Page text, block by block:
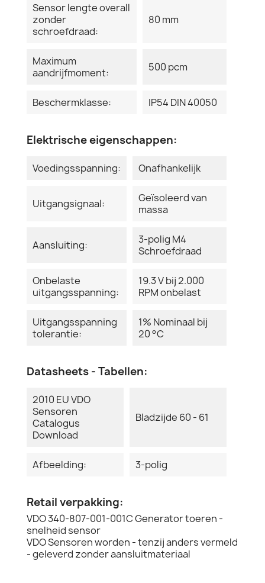
Sensor lengte overall
zonder
schroefdraad:
80 mm
Maximum
aandrijfmoment:
500 pcm
Beschermklasse: IP54 DIN 40050
Elektrische eigenschappen:
Voedingsspanning: Onafhankelijk
Uitgangsignaal:
Geïsoleerd van
massa
Aansluiting:
3-polig M4
Schroefdraad
Onbelaste
uitgangsspanning:
19.3 V bij 2.000
RPM onbelast
Uitgangsspanning
tolerantie:
1% Nominaal bij
20 °C
Datasheets - Tabellen:
2010 EU VDO
Sensoren
Catalogus
Download
Bladzijde 60 - 61
Afbeelding: 3-polig
Retail verpakking:
VDO 340-807-001-001C Generator toeren -
snelheid sensor
VDO Sensoren worden - tenzij anders vermeld
- geleverd zonder aansluitmateriaal